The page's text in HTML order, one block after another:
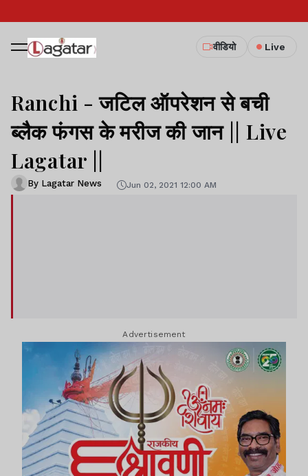
वीडियो Live
Ranchi - जटिल ऑपरेशन से बची
ब्लैक फंगस के मरीज की जान || Live
Lagatar ||
By Lagatar News Jun 02, 2021 12:00 AM
Advertisement